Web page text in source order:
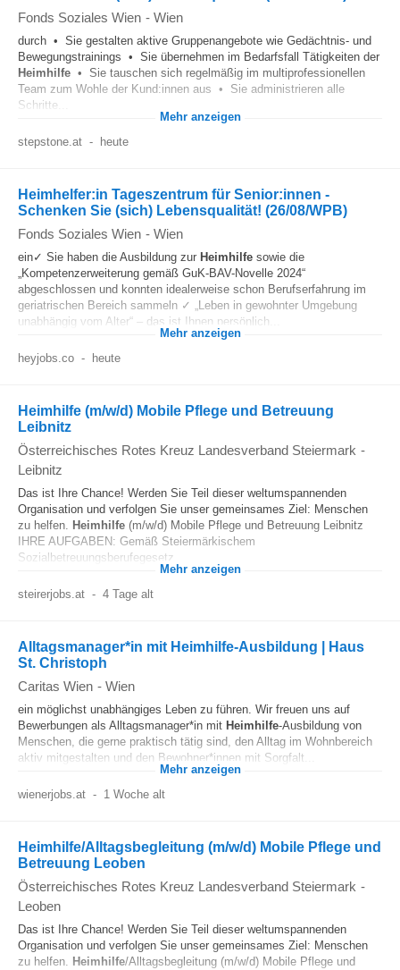
Fonds Soziales Wien - Wien
durch • Sie gestalten aktive Gruppenangebote wie Gedächtnis- und
Bewegungstrainings • Sie übernehmen im Bedarfsfall Tätigkeiten der
Heimhilfe • Sie tauschen sich regelmäßig im multiprofessionellen
Team zum Wohle der Kund:innen aus • Sie administrieren alle
Schritte...
Mehr anzeigen
stepstone.at - heute
Heimhelfer:in Tageszentrum für Senior:innen -
Schenken Sie (sich) Lebensqualität! (26/08/WPB)
Fonds Soziales Wien - Wien
ein✓ Sie haben die Ausbildung zur Heimhilfe sowie die
„Kompetenzerweiterung gemäß GuK-BAV-Novelle 2024“
abgeschlossen und konnten idealerweise schon Berufserfahrung im
geriatrischen Bereich sammeln ✓ „Leben in gewohnter Umgebung
unabhängig vom Alter“ – das ist Ihnen persönlich...
Mehr anzeigen
heyjobs.co - heute
Heimhilfe (m/w/d) Mobile Pflege und Betreuung
Leibnitz
Österreichisches Rotes Kreuz Landesverband Steiermark -
Leibnitz
Das ist Ihre Chance! Werden Sie Teil dieser weltumspannenden
Organisation und verfolgen Sie unser gemeinsames Ziel: Menschen
zu helfen. Heimhilfe (m/w/d) Mobile Pflege und Betreuung Leibnitz
IHRE AUFGABEN: Gemäß Steiermärkischem
Sozialbetreuungsberufegesetz...
Mehr anzeigen
steirerjobs.at - 4 Tage alt
Alltagsmanager*in mit Heimhilfe-Ausbildung | Haus
St. Christoph
Caritas Wien - Wien
ein möglichst unabhängiges Leben zu führen. Wir freuen uns auf
Bewerbungen als Alltagsmanager*in mit Heimhilfe-Ausbildung von
Menschen, die gerne praktisch tätig sind, den Alltag im Wohnbereich
aktiv mitgestalten und den Bewohner*innen mit Sorgfalt...
Mehr anzeigen
wienerjobs.at - 1 Woche alt
Heimhilfe/Alltagsbegleitung (m/w/d) Mobile Pflege und
Betreuung Leoben
Österreichisches Rotes Kreuz Landesverband Steiermark -
Leoben
Das ist Ihre Chance! Werden Sie Teil dieser weltumspannenden
Organisation und verfolgen Sie unser gemeinsames Ziel: Menschen
zu helfen. Heimhilfe/Alltagsbegleitung (m/w/d) Mobile Pflege und